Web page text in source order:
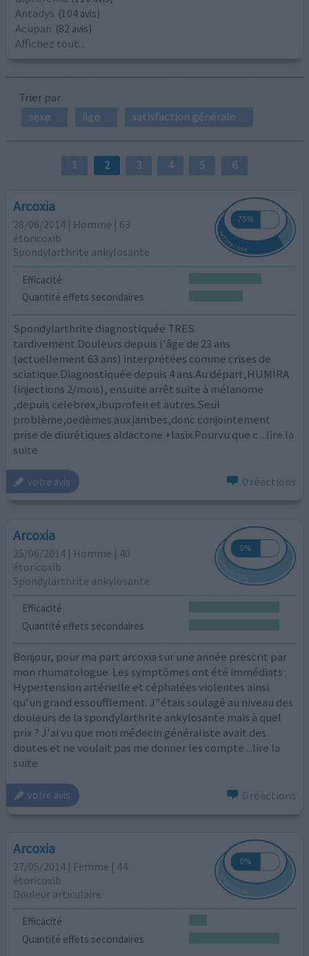
Antadys (104 avis)
Acupan (82 avis)
Affichez tout...
Trier par
sexe
âge satisfaction générale
1 2 3 4 5 6
Arcoxia
28/06/2014 | Homme | 63
étoricoxib
Spondylarthrite ankylosante
Efficacité
Quantité effets secondaires
Spondylarthrite diagnostiquée TRES
tardivement.Douleurs depuis l'âge de 23 ans
(actuellement 63 ans) interprétées comme crises de
sciatique.Diagnostiquée depuis 4 ans.Au départ,HUMIRA
(injections 2/mois), ensuite arrêt suite à mélanome
,depuis celebrex,ibuprofen et autres.Seul
problème,oedèmes aux jambes,donc conjointement
prise de diurétiques aldactone +lasix.Pourvu que c ...lire la
suite
votre avis 0 réactions
Arcoxia
25/06/2014 | Homme | 40
étoricoxib
Spondylarthrite ankylosante
Efficacité
Quantité effets secondaires
Bonjour, pour ma part arcoxia sur une année prescrit par
mon rhumatologue. Les symptômes ont été immédiats :
Hypertension artérielle et céphalées violentes ainsi
qu'un grand essoufflement. J"étais soulagé au niveau des
douleurs de la spondylarthrite ankylosante mais à quel
prix ? J'ai vu que mon médecin généraliste avait des
doutes et ne voulait pas me donner les compte ...lire la
suite
votre avis 0 réactions
Arcoxia
27/05/2014 | Femme | 44
étoricoxib
Douleur articulaire
Efficacité
Quantité effets secondaires